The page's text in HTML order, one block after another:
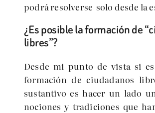
podrá resolverse solo desde la
¿Es posible la formación de
libres”?
Desde mi punto de vista si
formación de ciudadanos
sustantivo es hacer un lado
nociones y tradiciones que